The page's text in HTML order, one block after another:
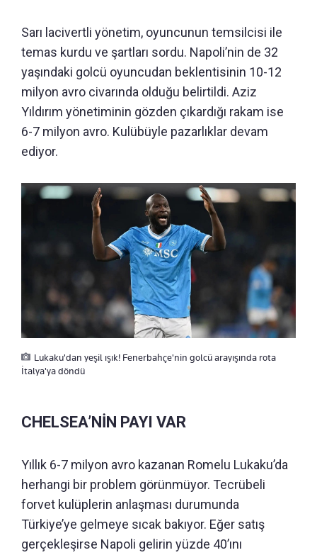
Sarı lacivertli yönetim, oyuncunun temsilcisi ile
temas kurdu ve şartları sordu. Napoli’nin de 32
yaşındaki golcü oyuncudan beklentisinin 10-12
milyon avro civarında olduğu belirtildi. Aziz
Yıldırım yönetiminin gözden çıkardığı rakam ise
6-7 milyon avro. Kulübüyle pazarlıklar devam
ediyor.
Lukaku'dan yeşil ışık! Fenerbahçe'nin golcü arayışında rota
İtalya'ya döndü
CHELSEA’NİN PAYI VAR
Yıllık 6-7 milyon avro kazanan Romelu Lukaku’da
herhangi bir problem görünmüyor. Tecrübeli
forvet kulüplerin anlaşması durumunda
Türkiye’ye gelmeye sıcak bakıyor. Eğer satış
gerçekleşirse Napoli gelirin yüzde 40’ını